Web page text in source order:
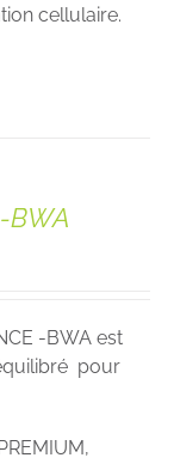
cellulaire.
BWA
-BWA est
pour